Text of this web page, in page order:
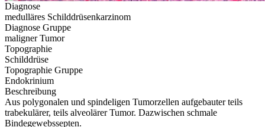
Diagnose
medulläres Schilddrüsenkarzinom
Diagnose Gruppe
maligner Tumor
Topographie
Schilddrüse
Topographie Gruppe
Endokrinium
Beschreibung
Aus polygonalen und spindeligen Tumorzellen aufgebauter teils
trabekulärer, teils alveolärer Tumor. Dazwischen schmale
Bindegewebssepten.